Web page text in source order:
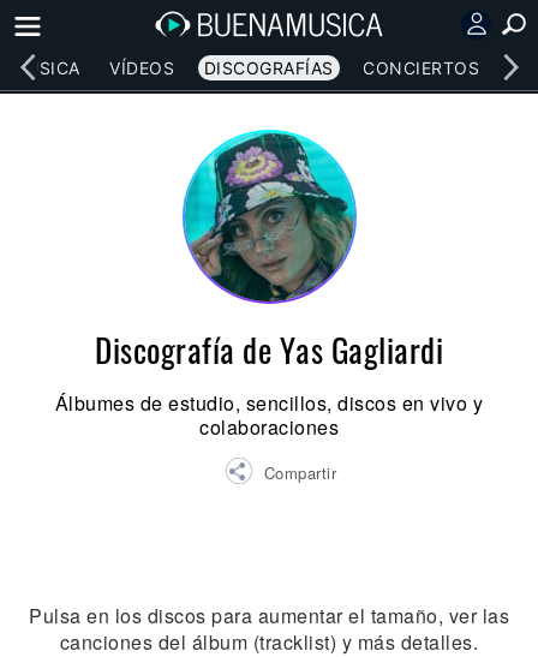
MÚSICA VÍDEOS DISCOGRAFÍAS CONCIERTOS
Discografía de Yas Gagliardi
Álbumes de estudio, sencillos, discos en vivo y
colaboraciones
Compartir
Pulsa en los discos para aumentar el tamaño, ver las
canciones del álbum (tracklist) y más detalles.